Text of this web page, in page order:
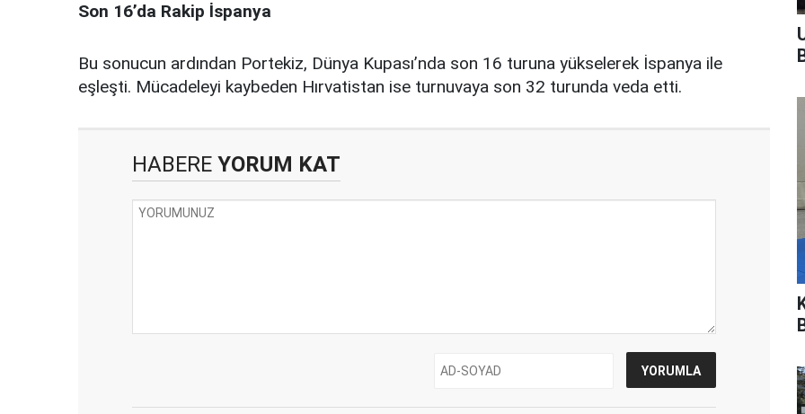
Son 16’da Rakip İspanya
Bu sonucun ardından Portekiz, Dünya Kupası’nda son 16 turuna yükselerek İspanya ile
eşleşti. Mücadeleyi kaybeden Hırvatistan ise turnuvaya son 32 turunda veda etti.
HABERE YORUM KAT